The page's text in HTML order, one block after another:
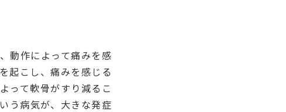
動作によって痛みを感
起こし、痛みを感じる
って軟骨がすり減るこ
う病気が、大きな発症